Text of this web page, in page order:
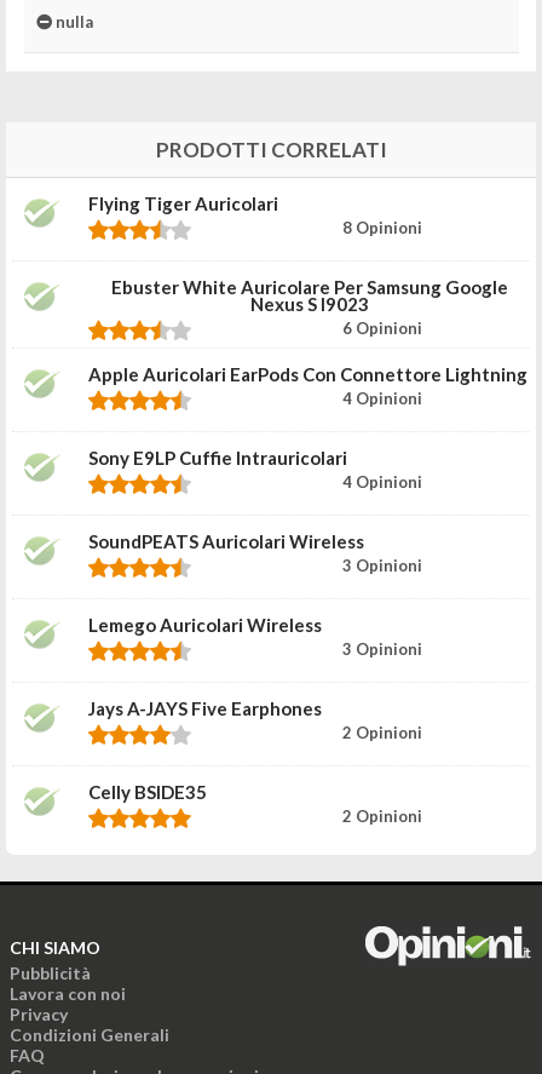
nulla
PRODOTTI CORRELATI
Flying Tiger Auricolari
8 Opinioni
Ebuster White Auricolare Per Samsung Google
Nexus S I9023
6 Opinioni
Apple Auricolari EarPods Con Connettore Lightning
4 Opinioni
Sony E9LP Cuffie Intrauricolari
4 Opinioni
SoundPEATS Auricolari Wireless
3 Opinioni
Lemego Auricolari Wireless
3 Opinioni
Jays A-JAYS Five Earphones
2 Opinioni
Celly BSIDE35
2 Opinioni
CHI SIAMO
Pubblicità
Lavora con noi
Privacy
Condizioni Generali
FAQ